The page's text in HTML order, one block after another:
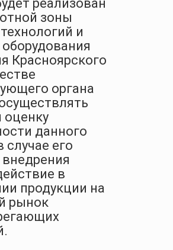
реализован
зоны
и
Красноярского
органа
оценку
данного
случае его
в
продукции на
рынок